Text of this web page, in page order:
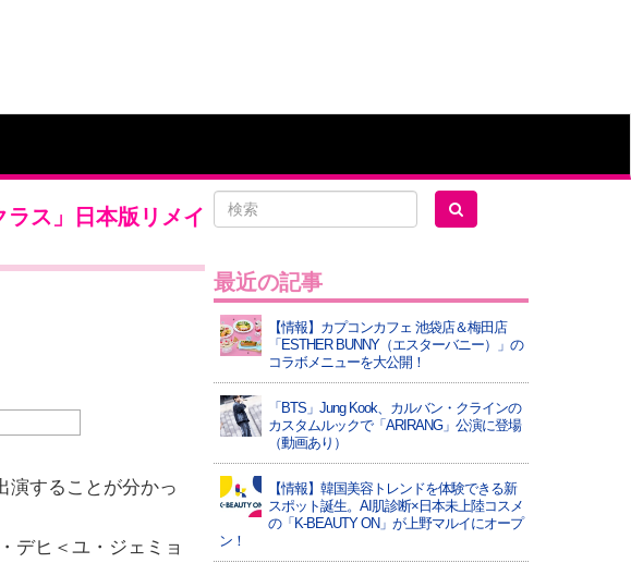
ラス」日本版リメイ
演することが分かっ
デヒ＜ユ・ジェミョ
最近の記事
【情報】カプコンカフェ 池袋店＆梅田店
「ESTHER BUNNY（エスターバニー）」の
コラボメニューを大公開！
「BTS」Jung Kook、カルバン・クラインの
カスタムルックで「ARIRANG」公演に登場
（動画あり）
【情報】韓国美容トレンドを体験できる新
スポット誕生。AI肌診断×日本未上陸コスメ
の「K-BEAUTY ON」が上野マルイにオープ
ン！